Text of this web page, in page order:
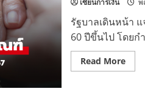
ไม่
เซียนการเงิน พ
รัฐบาลเดินหน้า แ
60 ปีขึ้นไป โดย
Read MoreRead
more